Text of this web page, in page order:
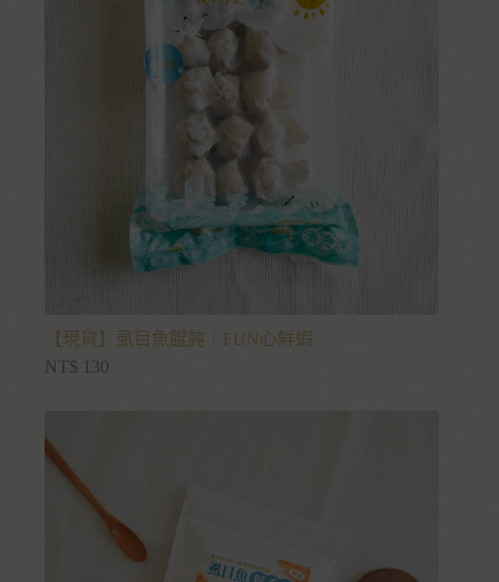
【現貨】虱目魚餛飩｜FUN心鮮蝦
NT$ 130